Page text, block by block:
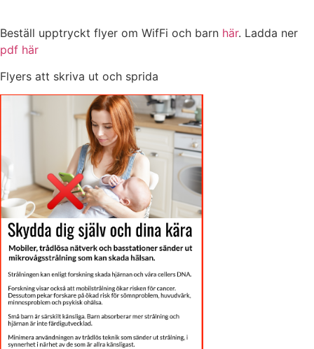
Beställ upptryckt flyer om WifFi och barn här. Ladda ner
pdf här
Flyers att skriva ut och sprida